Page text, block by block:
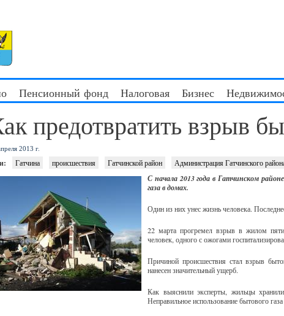
Пенсионный фонд Налоговая Бизнес
предотвратить взрыв
2013 г.
Гатчина происшествия Гатчинской район Администрация Гатчинского
С начала 2013 года в Гатчинском
газа в домах.
Один из них унес жизнь человека.
22 марта прогремел взрыв в жилом
человек, одного с ожогами
Причиной происшествия стал взрыв
нанесен значительный ущерб.
Как выяснили эксперты, жильцы
Неправильное использование бытового